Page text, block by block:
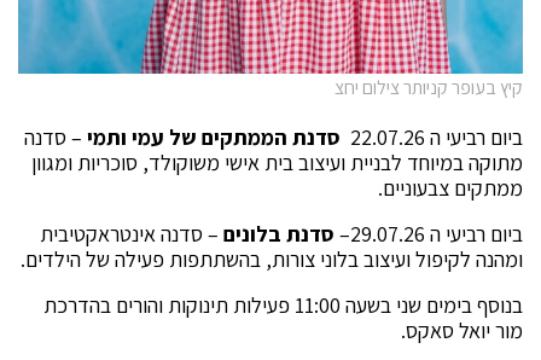
קיץ בעופר קניותר צילום יחצ
ביום רביעי ה 22.07.26 סדנת הממתקים של עמי ותמי– סדנה
מתוקה במיוחד לבניית ועיצוב בית אישי משוקולד, סוכריות ומגוון
ממתקים צבעוניים.
ביום רביעי ה 29.07.26–
סדנת בלונים– סדנה אינטראקטיבית
ומהנה לקיפול ועיצוב בלוני צורות, בהשתתפות פעילה של הילדים.
בנוסף בימים שני בשעה 11:00 פעילות תינוקות והורים בהדרכת
מור יואל סאקס.